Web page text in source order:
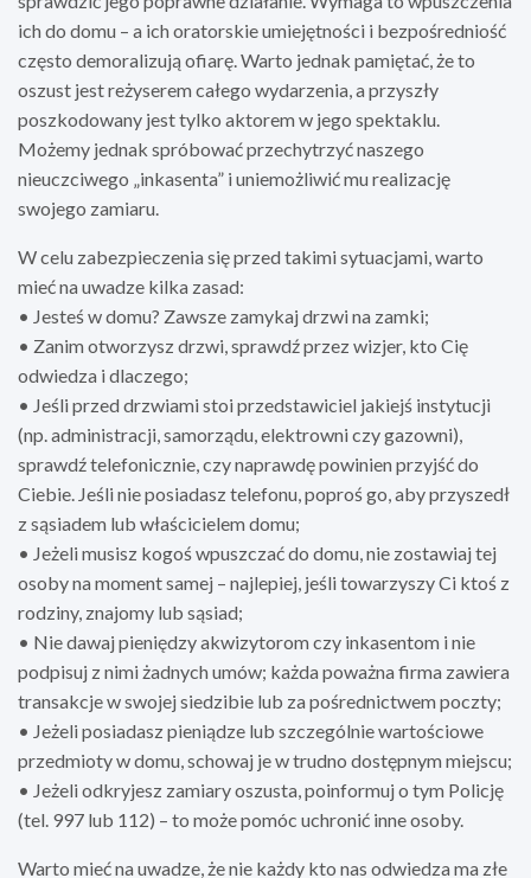
ich do domu – a ich oratorskie umiejętności i bezpośredniość
często demoralizują ofiarę. Warto jednak pamiętać, że to
oszust jest reżyserem całego wydarzenia, a przyszły
poszkodowany jest tylko aktorem w jego spektaklu.
Możemy jednak spróbować przechytrzyć naszego
nieuczciwego „inkasenta” i uniemożliwić mu realizację
swojego zamiaru.
W celu zabezpieczenia się przed takimi sytuacjami, warto
mieć na uwadze kilka zasad:
• Jesteś w domu? Zawsze zamykaj drzwi na zamki;
• Zanim otworzysz drzwi, sprawdź przez wizjer, kto Cię
odwiedza i dlaczego;
• Jeśli przed drzwiami stoi przedstawiciel jakiejś instytucji
(np. administracji, samorządu, elektrowni czy gazowni),
sprawdź telefonicznie, czy naprawdę powinien przyjść do
Ciebie. Jeśli nie posiadasz telefonu, poproś go, aby przyszedł
z sąsiadem lub właścicielem domu;
• Jeżeli musisz kogoś wpuszczać do domu, nie zostawiaj tej
osoby na moment samej – najlepiej, jeśli towarzyszy Ci ktoś z
rodziny, znajomy lub sąsiad;
• Nie dawaj pieniędzy akwizytorom czy inkasentom i nie
podpisuj z nimi żadnych umów; każda poważna firma zawiera
transakcje w swojej siedzibie lub za pośrednictwem poczty;
• Jeżeli posiadasz pieniądze lub szczególnie wartościowe
przedmioty w domu, schowaj je w trudno dostępnym miejscu;
• Jeżeli odkryjesz zamiary oszusta, poinformuj o tym Policję
(tel. 997 lub 112) – to może pomóc uchronić inne osoby.
Warto mieć na uwadze, że nie każdy kto nas odwiedza ma złe